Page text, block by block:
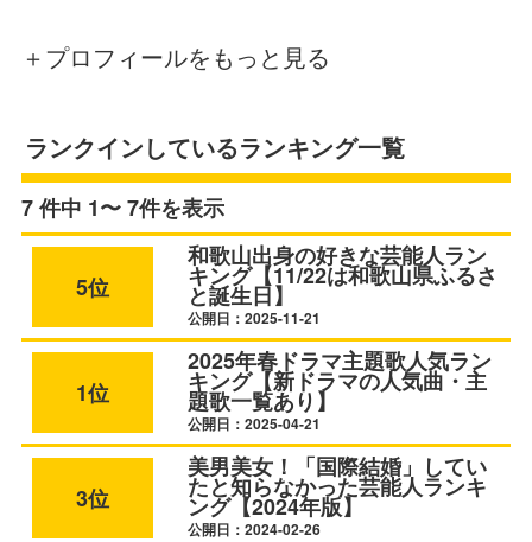
＋プロフィールをもっと見る
ランクインしているランキング一覧
7 件中 1〜 7件を表示
5位
和歌山出身の好きな芸能人ラン
キング【11/22は和歌山県ふるさ
と誕生日】
公開日：2025-11-21
1位
2025年春ドラマ主題歌人気ラン
キング【新ドラマの人気曲・主
題歌一覧あり】
公開日：2025-04-21
3位
美男美女！「国際結婚」してい
たと知らなかった芸能人ランキ
ング【2024年版】
公開日：2024-02-26